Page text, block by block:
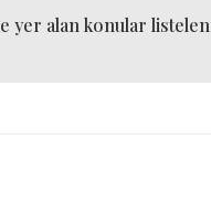
yer alan konular